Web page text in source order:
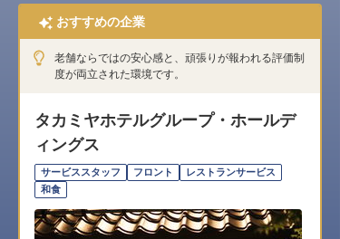
採用をお考えの企業様へ
おすすめの企業
老舗ならではの安心感と、頑張りが報われる評価制
度が両立された環境です。
タカミヤホテルグループ・ホールデ
ィングス
サービススタッフ フロント
レストランサービス
和食